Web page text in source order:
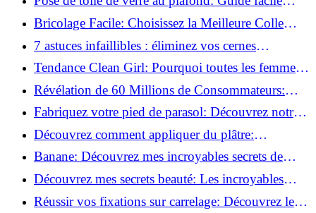
pour débutants!
Bricolage Facile: Choisissez la Meilleure Colle
pour Chaque Matériau!
7 astuces infaillibles : éliminez vos cernes
rapidement !
Tendance Clean Girl: Pourquoi toutes les femmes
l'adoptent?
Révélation de 60 Millions de Consommateurs:
Découvrez le meilleur fond de teint pour votre
peau!
Fabriquez votre pied de parasol: Découvrez notre
tutoriel facile !
Découvrez comment appliquer du plâtre:
Techniques pour un mur intérieur parfait!
Banane: Découvrez mes incroyables secrets de
beauté!
Découvrez mes secrets beauté: Les incroyables
vertus du curcuma!
Réussir vos fixations sur carrelage: Découvrez les